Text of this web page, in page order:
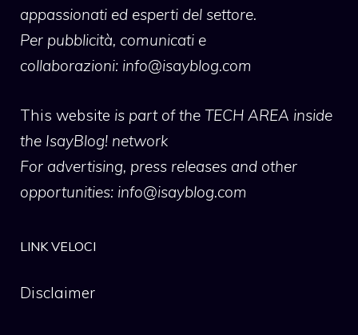
appassionati ed esperti del settore.
Per pubblicità, comunicati e
collaborazioni: info@isayblog.com
This website is part of the TECH AREA inside
the IsayBlog! network
For advertising, press releases and other
opportunities: info@isayblog.com
LINK VELOCI
Disclaimer